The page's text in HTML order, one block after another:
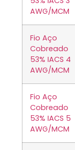
AWG/MCM
Fio Aço
Cobreado
53% IACS 4
AWG/MCM
Fio Aço
Cobreado
53% IACS 5
AWG/MCM